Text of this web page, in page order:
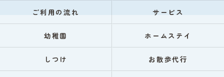
ご利用の流れ サービス
幼稚園 ホームステイ
しつけ お散歩代行